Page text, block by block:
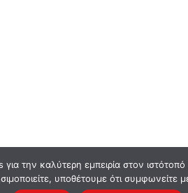
την καλύτερη εμπειρία στον
υποθέτουμε ότι συμφωνείτε